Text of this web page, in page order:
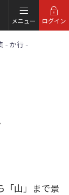
メニュー ログイン
- か行 -
「山」まで景